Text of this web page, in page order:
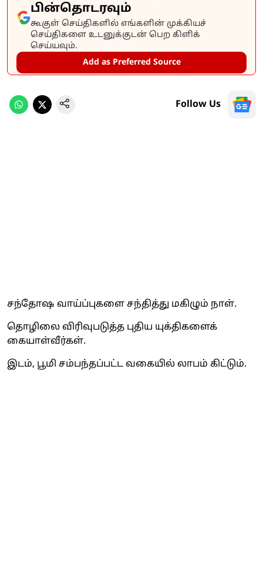
பின்தொடரவும்
கூகுள் செய்திகளில் எங்களின் முக்கியச்
செய்திகளை உடனுக்குடன் பெற கிளிக்
செய்யவும்.
Add as Preferred Source
Follow Us
சந்தோஷ வாய்ப்புகளை சந்தித்து மகிழும் நாள்.
தொழிலை விரிவுபடுத்த புதிய யுக்திகளைக்
கையாள்வீர்கள்.
இடம், பூமி சம்பந்தப்பட்ட வகையில் லாபம் கிட்டும்.